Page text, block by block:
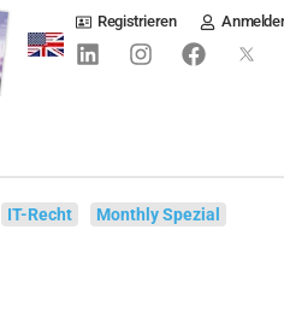
Registrieren
IT-Recht Monthly Spezial